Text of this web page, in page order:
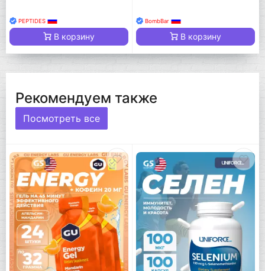
PEPTIDES
В корзину
BombBar
В корзину
Рекомендуем также
Посмотреть все